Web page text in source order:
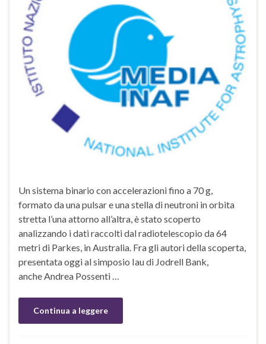
Un sistema binario con accelerazioni fino a 70 g,
formato da una pulsar e una stella di neutroni in orbita
stretta l’una attorno all’altra, è stato scoperto
analizzando i dati raccolti dal radiotelescopio da 64
metri di Parkes, in Australia. Fra gli autori della scoperta,
presentata oggi al simposio Iau di Jodrell Bank,
anche Andrea Possenti …
Continua a leggere